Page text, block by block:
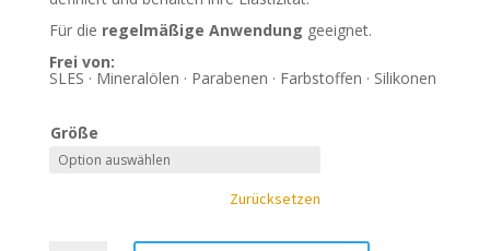
Für die regelmäßige Anwendung geeignet.
Frei von:
SLES · Mineralölen · Parabenen · Farbstoffen · Silikonen
Größe
Zurücksetzen